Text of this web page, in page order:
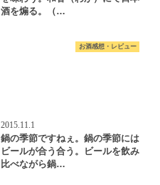
酒を煽る。（…
お酒感想・レビュー
2015.11.1
鍋の季節ですねぇ。鍋の季節には
ビールが合う合う。ビールを飲み
比べながら鍋…